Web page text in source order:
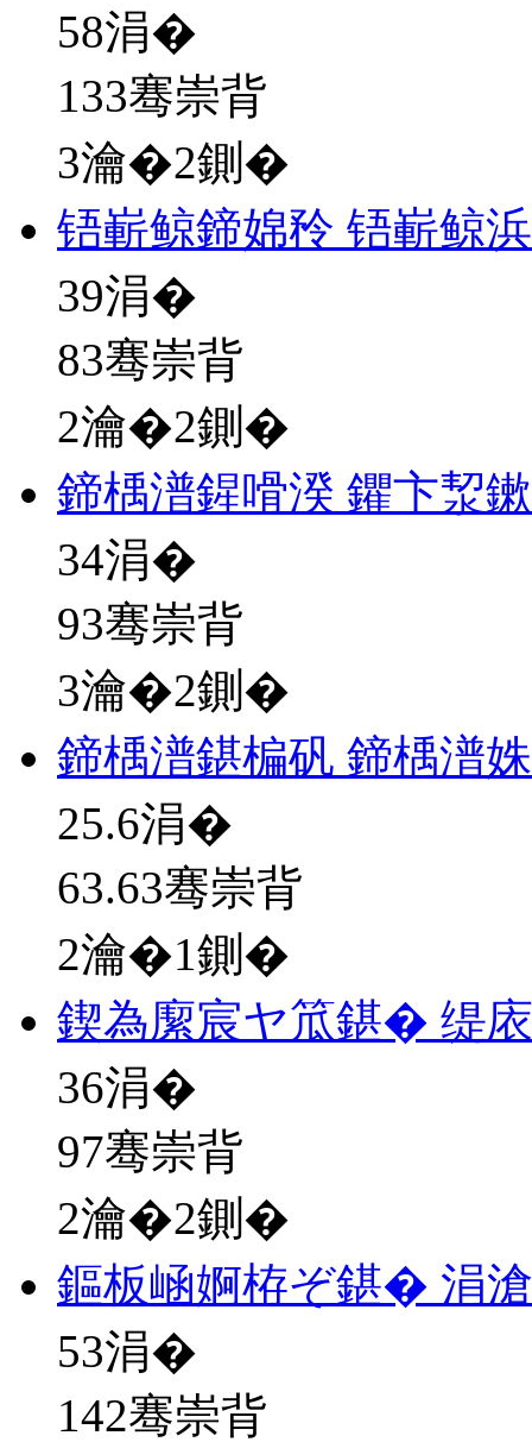
58涓�
133骞崇背
3瀹�2鍘�
铻嶄鲸鍗婂矝 铻嶄鲸
39涓�
83骞崇背
2瀹�2鍘�
鍗楀潽鍟嗗湀 鑺卞洯
34涓�
93骞崇背
3瀹�2鍘�
鍗楀潽鍖楄矾 鍗楀潽
25.6涓�
63.63骞崇背
2瀹�1鍘�
鍥為緳宸ヤ笟鍖� 缇
36涓�
97骞崇背
2瀹�2鍘�
鏂板崡婀栫ぞ鍖� 涓
53涓�
142骞崇背